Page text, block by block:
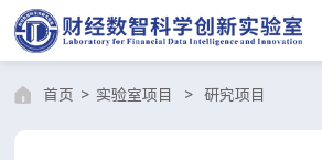
首页 > 实验室项目 > 研究项目